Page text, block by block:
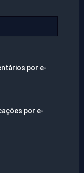
por e-
por e-